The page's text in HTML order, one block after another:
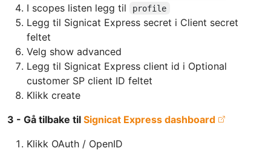
I scopes listen legg til profile
Legg til Signicat Express secret i Client secret
feltet
Velg show advanced
Legg til Signicat Express client id i Optional
customer SP client ID feltet
Klikk create
3 - Gå tilbake til Signicat Express dashboard
Klikk OAuth / OpenID